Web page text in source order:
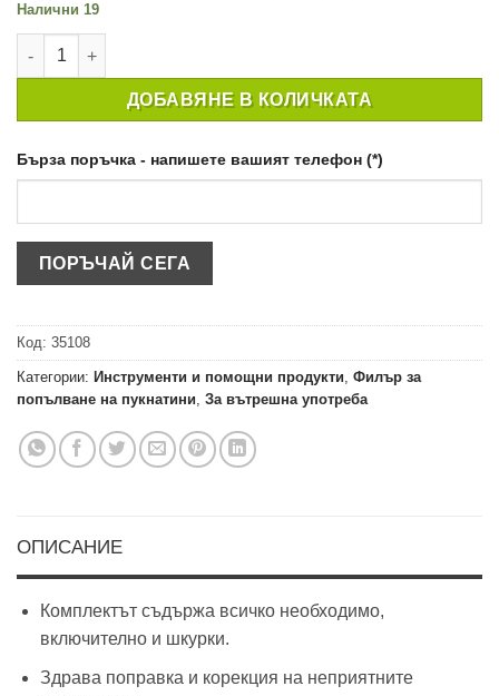
Налични 19
количество за КОМПЛЕКТ ЗА ПОПРАВКИ В КУХНЯТА И
ДОБАВЯНЕ В КОЛИЧКАТА
Бърза поръчка - напишете вашият телефон (*)
Код: 35108
Категории: Инструменти и помощни продукти, Филър за
попълване на пукнатини, За вътрешна употреба
ОПИСАНИЕ
Комплектът съдържа всичко необходимо,
включително и шкурки.
Здрава поправка и корекция на неприятните